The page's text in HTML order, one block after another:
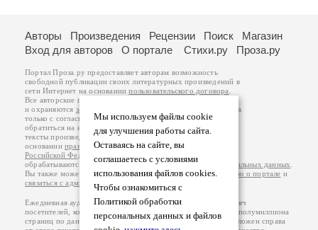
Мы используем файлы cookie
для улучшения работы сайта.
Оставаясь на сайте, вы
соглашаетесь с условиями
использования файлов cookies.
Чтобы ознакомиться с
Политикой обработки
персональных данных и файлов
Авторы Произведения Рецензии Поиск
Магазин
Вход для авторов
О портале Стихи.ру Проза.ру
Портал Проза.ру предоставляет авторам возможность
свободной публикации своих литературных произведений в
сети Интернет на основаниипользовательского договора
Все авторские права на произведения принадлежат авторам
и охраняются законом
. Перепечатка произведений возможна
только с согласия его автора, к которому вы можете
обратиться на его авторской странице. Ответственность за
тексты произведений авторы несут самостоятельно на
основанииправил публикацииизаконодательства
Российской Федерации
обрабатываются на основанииПолитики обработки персональных данных
Вы также можете посмотреть более подробнуюинформацию о портале и
связаться с администрацией
Ежедневная аудитория портала Проза.ру – порядка 100 тысяч
посетителей, которые в общей сумме просматривают более полумиллиона
страниц по данным счетчика посещаемости, который расположен справа